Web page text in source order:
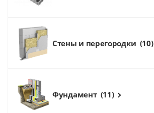
Стены и перегородки (10)
Фундамент (11)